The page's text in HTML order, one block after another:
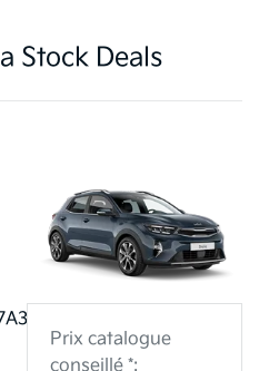
Stock Deals
Prix catalogue
conseillé *: